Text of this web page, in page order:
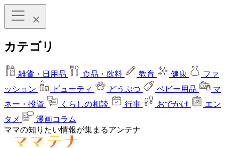
カテゴリ
雑貨・日用品 食品・飲料 教育 健康
ファ
ッション
ビューティ どうぶつ ベビー用品
マ
ネー・投資
くらしの相談 行事 おでかけ
エン
タメ
漫画コラム
ママの知りたい情報が集まるアンテナ